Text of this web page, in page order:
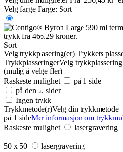
Velg farge Farge: Sort
Sort
Velg trykkplasering(er) Trykkets
TrykkplasseringerVelg trykkplassering
(mulig å velge fler)
Raskeste mulighet
på 1 side
på den 2. siden
Ingen trykk
Trykkmetode(r)Velg din trykkmetode
på 1 sideMer informasjon om
Raskeste mulighet
lasergravering
50 x 50 lasergravering